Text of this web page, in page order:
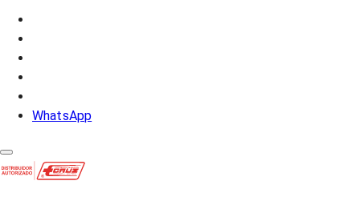
WhatsApp